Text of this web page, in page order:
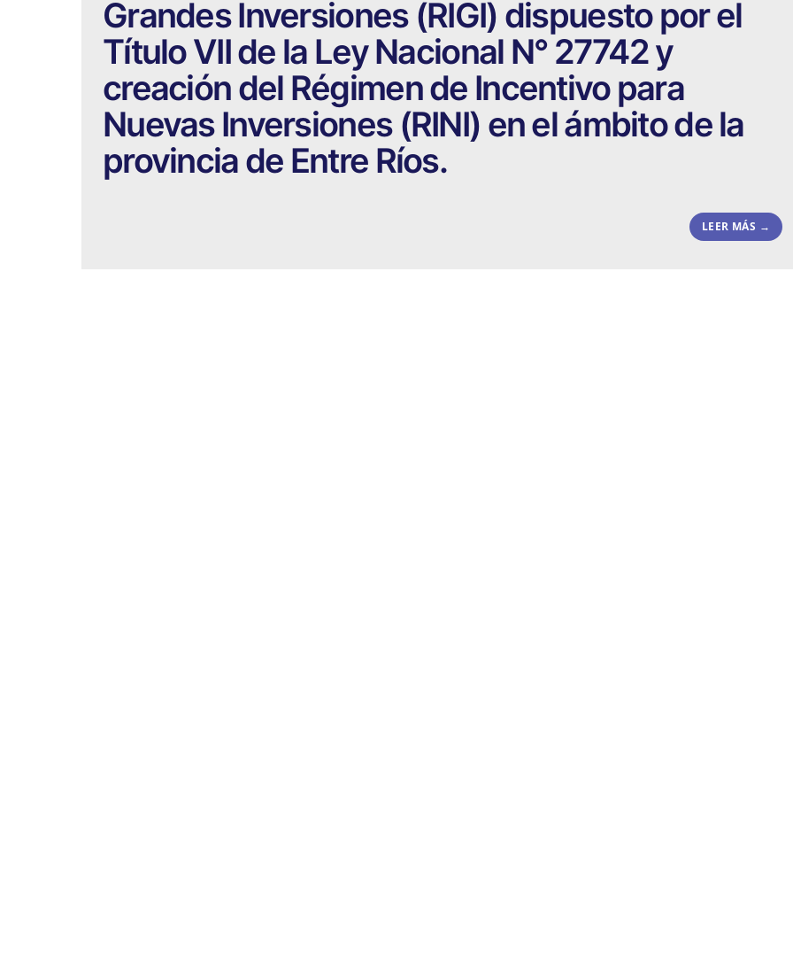
Grandes Inversiones (RIGI) dispuesto por el
Título VII de la Ley Nacional N° 27742 y
creación del Régimen de Incentivo para
Nuevas Inversiones (RINI) en el ámbito de la
provincia de Entre Ríos.
LEER MÁS →